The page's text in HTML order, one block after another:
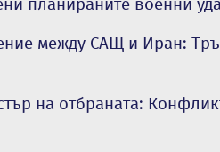
между САЩ и Иран:
на отбраната: